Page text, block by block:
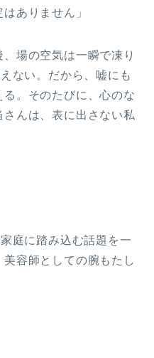
ありません」
場の空気は一瞬で凍り
ない。だから、嘘にも
。そのたびに、心のな
んは、表に出さない私
庭に踏み込む話題を一
容師としての腕もたし